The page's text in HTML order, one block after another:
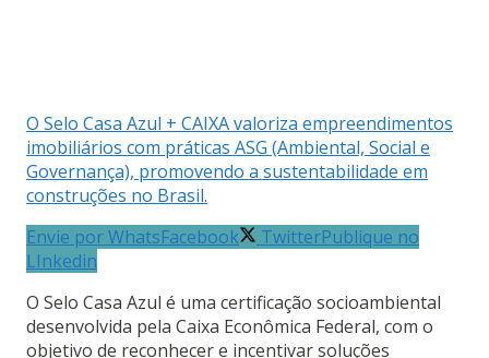
O Selo Casa Azul + CAIXA valoriza empreendimentos
imobiliários com práticas ASG (Ambiental, Social e
Governança), promovendo a sustentabilidade em
construções no Brasil.
Envie por WhatsFacebook TwitterPublique no
LInkedin
O Selo Casa Azul é uma certificação socioambiental
desenvolvida pela Caixa Econômica Federal, com o
objetivo de reconhecer e incentivar soluções